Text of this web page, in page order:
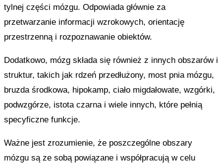
tylnej części mózgu. Odpowiada głównie za
przetwarzanie informacji wzrokowych, orientację
przestrzenną i rozpoznawanie obiektów.
Dodatkowo, mózg składa się również z innych obszarów i
struktur, takich jak rdzeń przedłużony, most pnia mózgu,
bruzda środkowa, hipokamp, ciało migdałowate, wzgórki,
podwzgórze, istota czarna i wiele innych, które pełnią
specyficzne funkcje.
Ważne jest zrozumienie, że poszczególne obszary
mózgu są ze sobą powiązane i współpracują w celu